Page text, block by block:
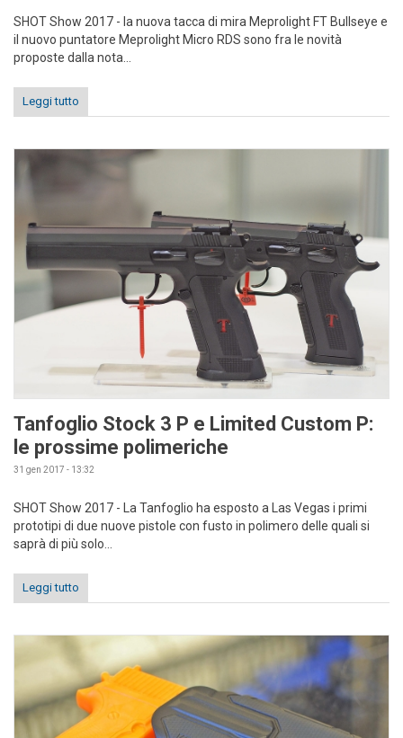
SHOT Show 2017 - la nuova tacca di mira Meprolight FT Bullseye e
il nuovo puntatore Meprolight Micro RDS sono fra le novità
proposte dalla nota...
Leggi tutto
Tanfoglio Stock 3 P e Limited Custom P:
le prossime polimeriche
31 gen 2017 - 13:32
SHOT Show 2017 - La Tanfoglio ha esposto a Las Vegas i primi
prototipi di due nuove pistole con fusto in polimero delle quali si
saprà di più solo...
Leggi tutto